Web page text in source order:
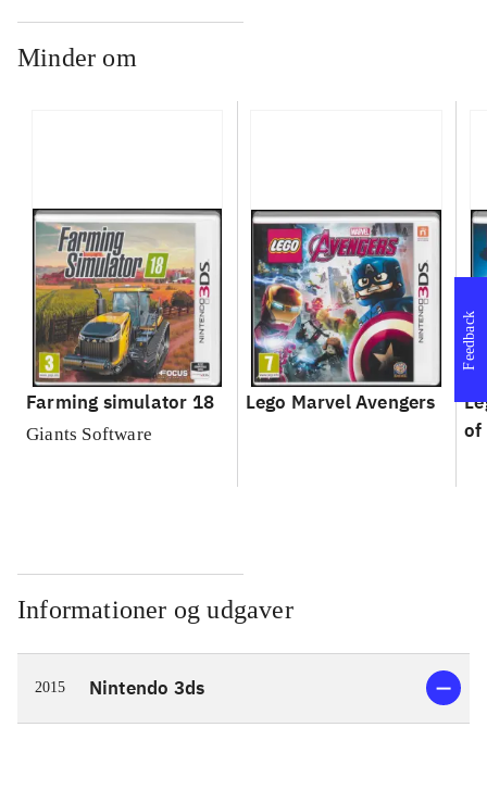
Minder om
Farming simulator 18
Giants Software
Lego Marvel Avengers
of
Informationer og udgaver
2015 Nintendo 3ds
Feedback